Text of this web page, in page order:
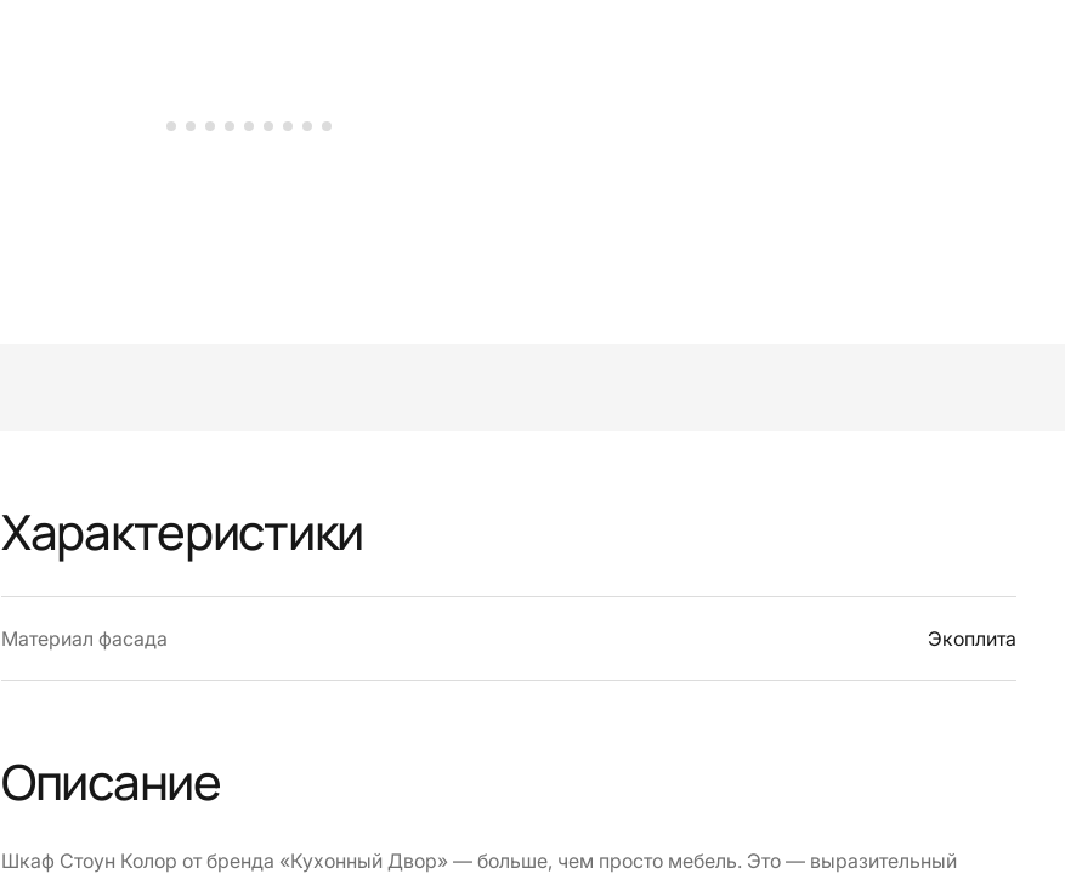
Характеристики
Материал фасада Экоплита
Описание
Шкаф Стоун Колор от бренда «Кухонный Двор» — больше, чем просто мебель. Это — выразительный